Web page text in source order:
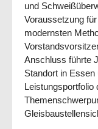
und
Voraussetzung
modernsten
Anschluss führte
Standort in